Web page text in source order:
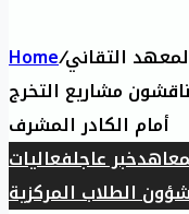
Home/التقاني
مشاريع التخرج
أمام الكادر المشرف
خبر عاجلفعاليات
الطلاب المركزية